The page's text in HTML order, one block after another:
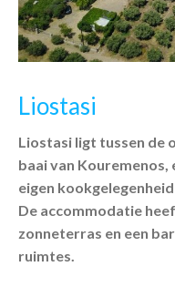
Liostasi
Liostasi ligt tussen de
baai van
eigen
De accommodatie
zonneterras en een
ruimtes.